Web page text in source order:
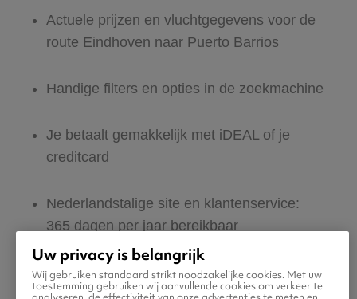
Actuele prijzen en vluchtgegevens voor de
route Eindhoven naar Puerto Barrios
Handige filters en opties in de zoekmachine
Je betaalt gemakkelijk met iDEAL of je
creditcard
Nederlandstalige site en klantenservice:
365 dagen per jaar bereikbaar
Zeker van veilig boeken en betalen
Uw privacy is belangrijk
Wij gebruiken standaard strikt noodzakelijke cookies. Met uw
toestemming gebruiken wij aanvullende cookies om verkeer te